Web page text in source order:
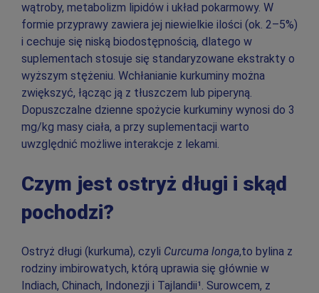
wątroby, metabolizm lipidów i układ pokarmowy. W
formie przyprawy zawiera jej niewielkie ilości (ok. 2–5%)
i cechuje się niską biodostępnością, dlatego w
suplementach stosuje się standaryzowane ekstrakty o
wyższym stężeniu. Wchłanianie kurkuminy można
zwiększyć, łącząc ją z tłuszczem lub piperyną.
Dopuszczalne dzienne spożycie kurkuminy wynosi do 3
mg/kg masy ciała, a przy suplementacji warto
uwzględnić możliwe interakcje z lekami.
Czym jest ostryż długi i skąd
pochodzi?
Ostryż długi (kurkuma), czyli Curcuma longa,to bylina z
rodziny imbirowatych, którą uprawia się głównie w
Indiach, Chinach, Indonezji i Tajlandii¹. Surowcem, z